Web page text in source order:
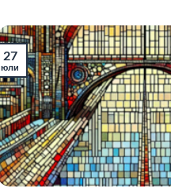
27
юли